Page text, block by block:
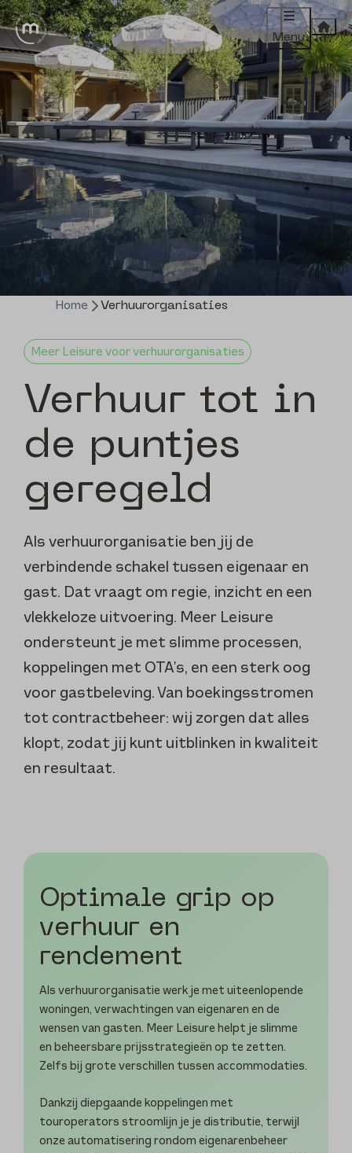
Menu
Home Verhuurorganisaties
Meer Leisure voor verhuurorganisaties
Verhuur tot in
de puntjes
geregeld
Als verhuurorganisatie ben jij de
verbindende schakel tussen eigenaar en
gast. Dat vraagt om regie, inzicht en een
vlekkeloze uitvoering. Meer Leisure
ondersteunt je met slimme processen,
koppelingen met OTA’s, en een sterk oog
voor gastbeleving. Van boekingsstromen
tot contractbeheer: wij zorgen dat alles
klopt, zodat jij kunt uitblinken in kwaliteit
en resultaat.
Optimale grip op
verhuur en
rendement
Als verhuurorganisatie werk je met uiteenlopende
woningen, verwachtingen van eigenaren en de
wensen van gasten. Meer Leisure helpt je slimme
en beheersbare prijsstrategieën op te zetten.
Zelfs bij grote verschillen tussen accommodaties.
Dankzij diepgaande koppelingen met
touroperators stroomlijn je je distributie, terwijl
onze automatisering rondom eigenarenbeheer